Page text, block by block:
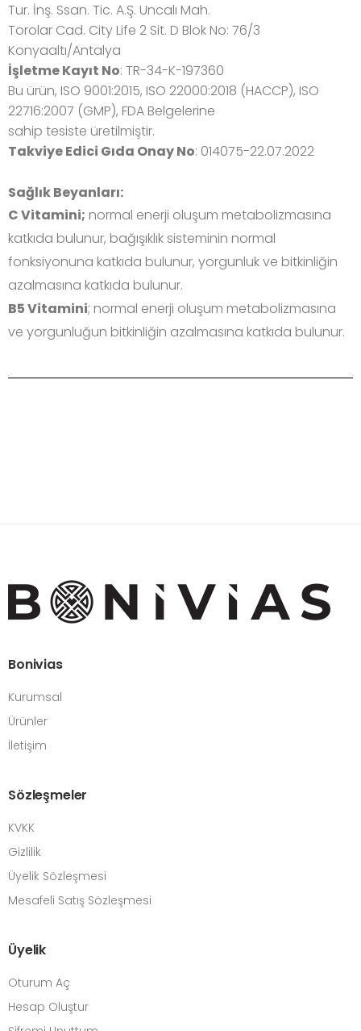
Tur. İnş. Ssan. Tic. A.Ş. Uncalı Mah.
Torolar Cad. City Life 2 Sit. D Blok No: 76/3
Konyaaltı/Antalya
İşletme Kayıt No: TR-34-K-197360
Bu ürün, ISO 9001:2015, ISO 22000:2018 (HACCP), ISO
22716:2007 (GMP), FDA Belgelerine
sahip tesiste üretilmiştir.
Takviye Edici Gıda Onay No: 014075-22.07.2022
Sağlık Beyanları:
C Vitamini; normal enerji oluşum metabolizmasına
katkıda bulunur, bağışıklık sisteminin normal
fonksiyonuna katkıda bulunur, yorgunluk ve bitkinliğin
azalmasına katkıda bulunur.
B5 Vitamini; normal enerji oluşum metabolizmasına
ve yorgunluğun bitkinliğin azalmasına katkıda bulunur.
Bonivias
Kurumsal
Ürünler
İletişim
Sözleşmeler
KVKK
Gizlilik
Üyelik Sözleşmesi
Mesafeli Satış Sözleşmesi
Üyelik
Oturum Aç
Hesap Oluştur